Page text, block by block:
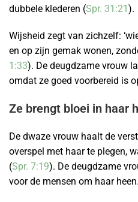
dubbele klederen (Spr. 31:21).
Wijsheid zegt van zichzelf:
en op zijn gemak wonen,
1:33). De deugdzame vrouw
omdat ze goed voorbereid is
Ze brengt bloei in haar
De dwaze vrouw haalt de
overspel met haar te plegen,
(Spr. 7:19). De deugdzame
voor de mensen om haar heen.